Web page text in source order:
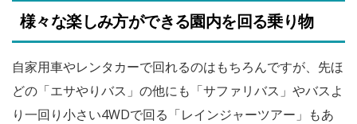
様々な楽しみ方ができる園内を回る乗り物
自家用車やレンタカーで回れるのはもちろんですが、先ほ
どの「エサやりバス」の他にも「サファリバス」やバスよ
り一回り小さい4WDで回る「レインジャーツアー」もあ